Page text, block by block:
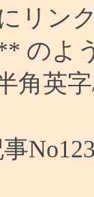
リン
のよ
角英